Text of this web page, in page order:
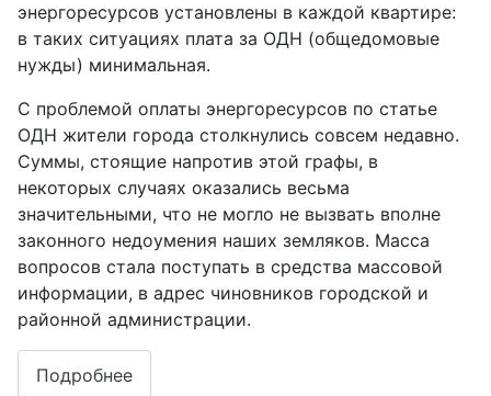
энергоресурсов установлены в каждой квартире:
в таких ситуациях плата за ОДН (общедомовые
нужды) минимальная.
С проблемой оплаты энергоресурсов по статье
ОДН жители города столкнулись совсем недавно.
Суммы, стоящие напротив этой графы, в
некоторых случаях оказались весьма
значительными, что не могло не вызвать вполне
законного недоумения наших земляков. Масса
вопросов стала поступать в средства массовой
информации, в адрес чиновников городской и
районной администрации.
Подробнее